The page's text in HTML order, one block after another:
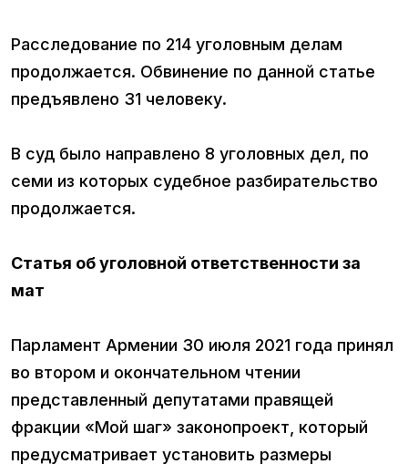
Расследование по 214 уголовным делам
продолжается. Обвинение по данной статье
предъявлено 31 человеку.
В суд было направлено 8 уголовных дел, по
семи из которых судебное разбирательство
продолжается.
Статья об уголовной ответственности за
мат
Парламент Армении 30 июля 2021 года принял
во втором и окончательном чтении
представленный депутатами правящей
фракции «Мой шаг» законопроект, который
предусматривает установить размеры